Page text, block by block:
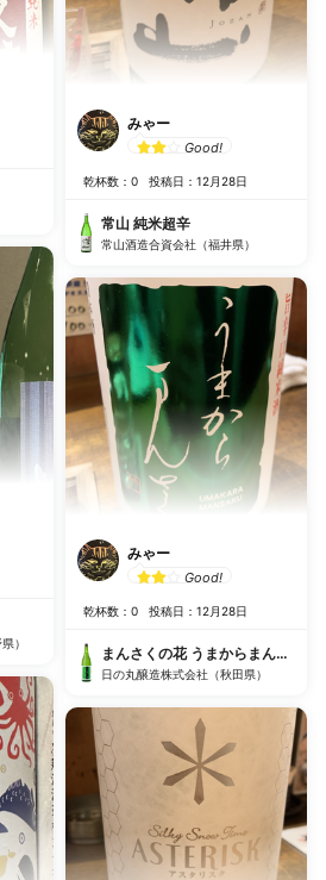
）
みゃー
Good!
乾杯数：0 投稿日：12月28日
常山 純米超辛
常山酒造合資会社（福井県）
みゃー
Good!
乾杯数：0 投稿日：12月28日
まんさくの花 うまからまんさく
日の丸醸造株式会社（秋田県）